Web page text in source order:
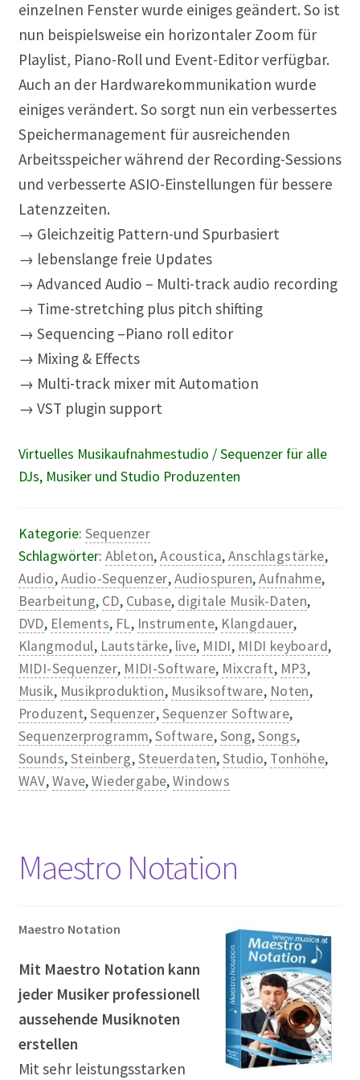
einzelnen Fenster wurde einiges geändert. So ist
nun beispielsweise ein horizontaler Zoom für
Playlist, Piano-Roll und Event-Editor verfügbar.
Auch an der Hardwarekommunikation wurde
einiges verändert. So sorgt nun ein verbessertes
Speichermanagement für ausreichenden
Arbeitsspeicher während der Recording-Sessions
und verbesserte ASIO-Einstellungen für bessere
Latenzzeiten.
→ Gleichzeitig Pattern-und Spurbasiert
→ lebenslange freie Updates
→ Advanced Audio – Multi-track audio recording
→ Time-stretching plus pitch shifting
→ Sequencing –Piano roll editor
→ Mixing & Effects
→ Multi-track mixer mit Automation
→ VST plugin support
Virtuelles Musikaufnahmestudio / Sequenzer für alle
DJs, Musiker und Studio Produzenten
Kategorie: Sequenzer
Schlagwörter: Ableton,Acoustica,Anschlagstärke,
Audio,Audio-Sequenzer,Audiospuren,Aufnahme,
Bearbeitung, CD, Cubase, digitale Musik-Daten,
DVD, Elements, FL, Instrumente, Klangdauer,
Klangmodul, Lautstärke, live, MIDI, MIDI keyboard,
MIDI-Sequenzer, MIDI-Software, Mixcraft, MP3,
Musik, Musikproduktion, Musiksoftware, Noten,
Produzent,Sequenzer,Sequenzer Software,
Sequenzerprogramm,Software,Song,Songs,
Sounds,Steinberg,Steuerdaten,Studio, Tonhöhe,
WAV,Wave,Wiedergabe,Windows
Maestro Notation
Maestro Notation
Mit Maestro Notation kann
jeder Musiker professionell
aussehende Musiknoten
erstellen
Mit sehr leistungsstarken